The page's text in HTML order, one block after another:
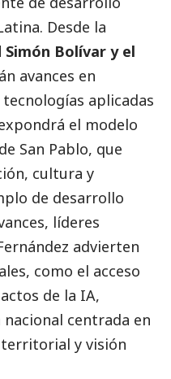
Desde la
Simón Bolívar y el
avances en
aplicadas
el modelo
San Pablo, que
cultura y
de desarrollo
líderes
advierten
como el acceso
de la IA,
centrada en
y visión